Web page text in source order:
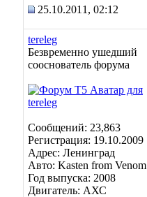
25.10.2011, 02:12
tereleg
Безвременно ушедший
сооснователь форума
Сообщений: 23,863
Регистрация: 19.10.2009
Адрес: Ленинград
Авто: Kasten from Venom
Год выпуска: 2008
Двигатель: АХС